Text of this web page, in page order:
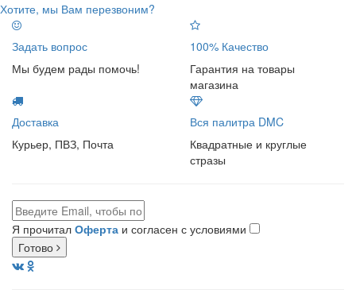
Хотите, мы Вам перезвоним?
Задать вопрос
Мы будем рады помочь!
100% Качество
Гарантия на товары
магазина
Доставка
Курьер, ПВЗ, Почта
Вся палитра DMC
Квадратные и круглые
стразы
Я прочитал Оферта и согласен с условиями
Готово